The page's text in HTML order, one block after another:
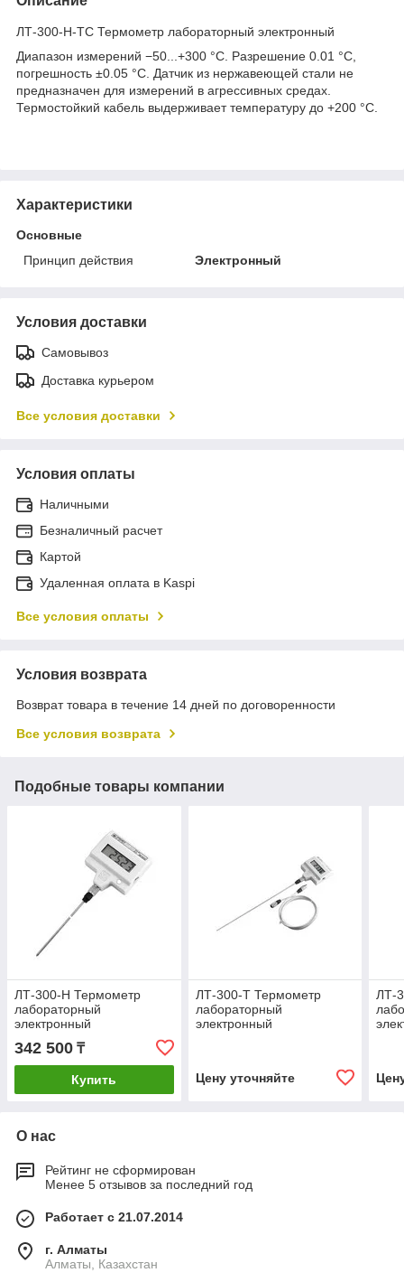
ЛТ-300-Н-ТС Термометр лабораторный электронный
Диапазон измерений −50...+300 °С. Разрешение 0.01 °С,
погрешность ±0.05 °С. Датчик из нержавеющей стали не
предназначен для измерений в агрессивных средах.
Термостойкий кабель выдерживает температуру до +200 °С.
Характеристики
Основные
Принцип действия
Электронный
Условия доставки
Самовывоз
Доставка курьером
Все условия доставки
Условия оплаты
Наличными
Безналичный расчет
Картой
Удаленная оплата в Kaspi
Все условия оплаты
Условия возврата
Возврат товара в течение 14 дней по договоренности
Все условия возврата
Подобные товары компании
ЛТ-300-Н Термометр
лабораторный
электронный
342 500 ₸
Купить
ЛТ-300-Т Термометр
лабораторный
электронный
Цену уточняйте
ЛТ-
О нас
Рейтинг не сформирован
Менее 5 отзывов за последний год
Работает с 21.07.2014
г. Алматы
Алматы, Казахстан